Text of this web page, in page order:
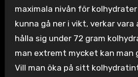
maximala nivån för
kunna gå ner i vikt, verkar
hålla sig under 72 gram
man extremt mycket kan man
Vill man öka på sitt